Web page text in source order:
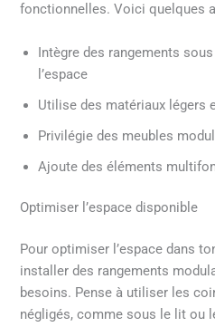
fonctionnelles. Voici quelques
Intègre des rangements
l’espace
Utilise des matériaux légers
Privilégie des meubles
Ajoute des éléments
Optimiser l’espace disponible
Pour optimiser l’espace dans
installer des rangements
besoins. Pense à utiliser les
négligés, comme sous le lit ou